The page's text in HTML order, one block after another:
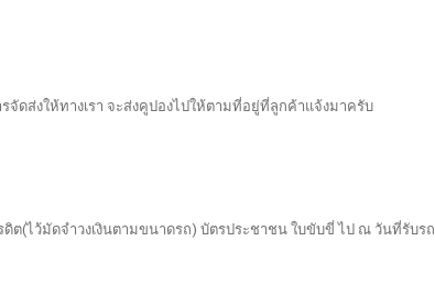
จัดส่งให้ทางเรา จะส่งคูปองไปให้ตามที่อยู่ที่ลูกค้าแจ้งมาครับ
ดิต(ไว้มัดจำวงเงินตามขนาดรถ) บัตรประชาชน ใบขับขี่ ไป ณ วันที่รับรถ